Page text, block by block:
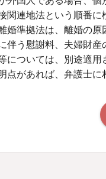
関連地法という順番に
婚準拠法は、離婚の原
伴う慰謝料、夫婦財
については、別途適用
点があれば、弁護士に